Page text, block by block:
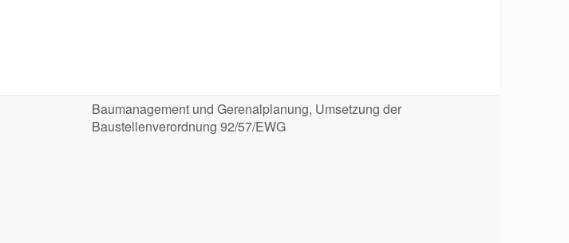
Baumanagement und Gerenalplanung, Umsetzung der
Baustellenverordnung 92/57/EWG